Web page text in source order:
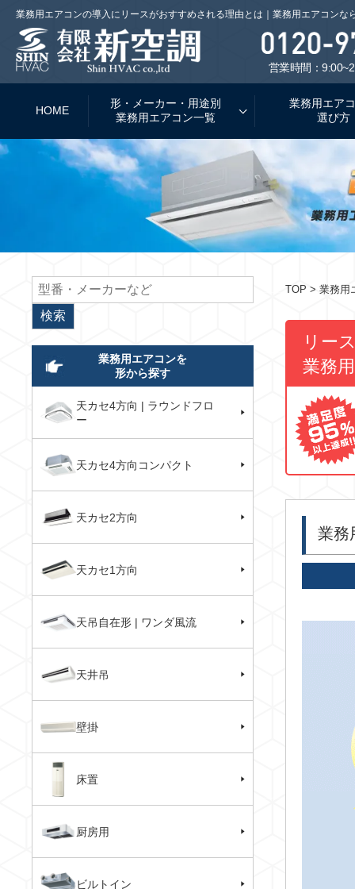
業務用エアコンの導入にリースがおすすめされる理由とは｜業務用エアコンな
営業時間：
HOME
形・メーカー・用途別
業務用エアコン一覧
業務用エア
選び方
TOP > 業務用
リー
業務
業務
業務用エアコンを
形から探す
天カセ4方向 | ラウンドフロ
ー
天カセ4方向コンパクト
天カセ2方向
天カセ1方向
天吊自在形 | ワンダ風流
天井吊
壁掛
床置
厨房用
ビルトイン